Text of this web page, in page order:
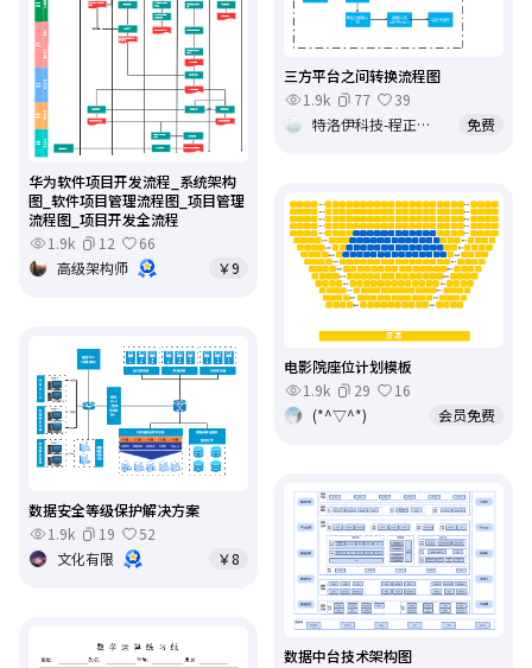
三方平台之间转换流程图
1.9k
77
39
特洛伊科技-程正伟-17303162000
免费
华为软件项目开发流程_系统架构
图_软件项目管理流程图_项目管理
流程图_项目开发全流程
1.9k
12
66
高级架构师
￥9
电影院座位计划模板
1.9k
29
16
(*^▽^*)
会员免费
数据安全等级保护解决方案
1.9k
19
52
文化有限
￥8
数据中台技术架构图